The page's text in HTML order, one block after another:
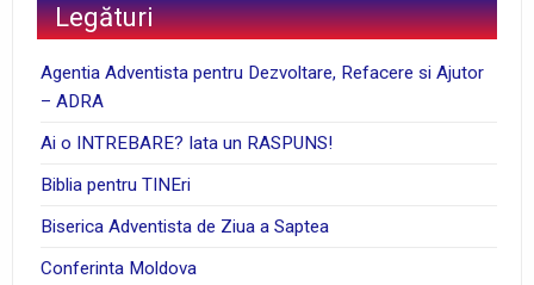
Legături
Agentia Adventista pentru Dezvoltare, Refacere si Ajutor
– ADRA
Ai o INTREBARE? Iata un RASPUNS!
Biblia pentru TINEri
Biserica Adventista de Ziua a Saptea
Conferinta Moldova